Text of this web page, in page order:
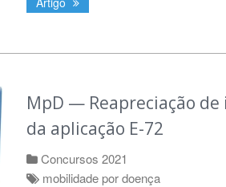
MpD — Reapreciação
da aplicação E-72
Concursos 2021
mobilidade por doença